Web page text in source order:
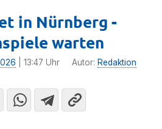
in Nürnberg -
warten
| 13:47 Uhr Autor: Redaktion